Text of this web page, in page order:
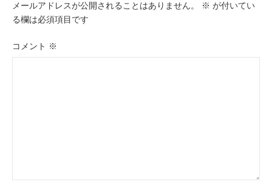
シ
ン
メールアドレスが公開されることはありません。 ※ が付いてい
る欄は必須項目です
コメント ※